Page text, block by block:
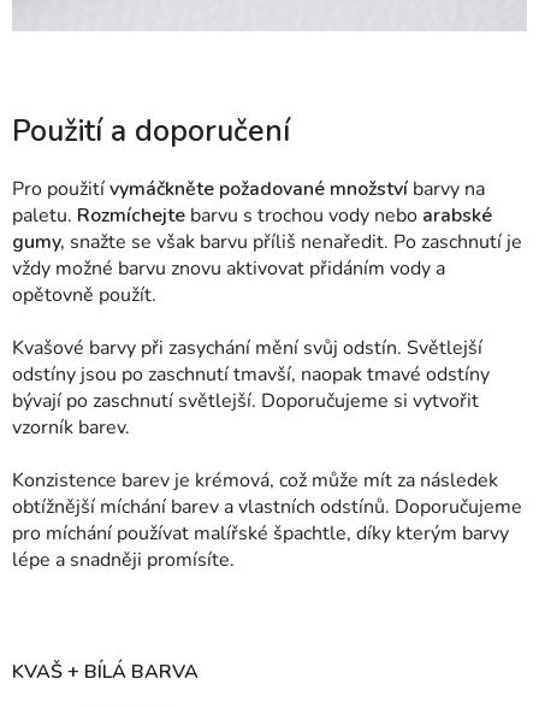
Použití a doporučení
Pro použitívymáčkněte požadované množstvíbarvy na
paletu. Rozmíchejte barvu s trochou vody nebo arabské
gumy, snažte se však barvu příliš nenaředit. Po zaschnutí je
vždy možné barvu znovu aktivovat přidáním vody a
opětovně použít.
Kvašové barvy při zasychání mění svůj odstín. Světlejší
odstíny jsou po zaschnutí tmavší, naopak tmavé odstíny
bývají po zaschnutí světlejší. Doporučujeme si vytvořit
vzorník barev.
Konzistence barev je krémová, což může mít za následek
obtížnější míchání barev a vlastních odstínů. Doporučujeme
pro míchání používat malířské špachtle, díky kterým barvy
lépe a snadněji promísíte.
KVAŠ + BÍLÁ BARVA